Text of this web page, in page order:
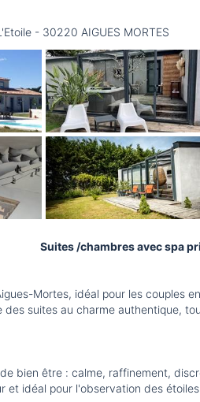
- 30220 AIGUES MORTES
Suites /chambres avec spa
Mortes, idéal pour les
suites au charme authentique,
bien être : calme, raffinement,
idéal pour l'observation des